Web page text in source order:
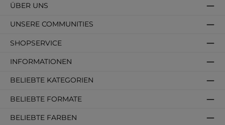
SHOPSERVICE
INFORMATIONEN
BELIEBTE KATEGORIEN
BELIEBTE FORMATE
BELIEBTE FARBEN
ÜBER UNS
UNSERE COMMUNITIES